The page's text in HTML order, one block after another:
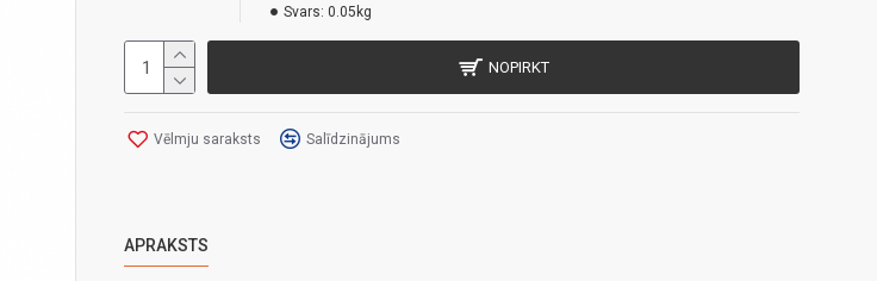
Svars: 0.05kg
NOPIRKT
Vēlmju saraksts Salīdzinājums
APRAKSTS